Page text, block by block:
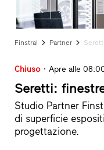
Partner
Finstral
rivenditori
rapidi
Finstral Partner
Chiuso Apre alle
Seretti:
Studio Partner
di superficie
progettazione.